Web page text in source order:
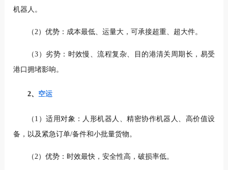
机器人。
（2）优势：成本最低、运量大，可承接超重、超大件。
（3）劣势：时效慢、流程复杂、目的港清关周期长，易受
港口拥堵影响。
2、 空运
（1）适用对象：人形机器人、精密协作机器人、高价值设
备，以及紧急订单/备件和小批量货物。
（2）优势：时效最快，安全性高，破损率低。